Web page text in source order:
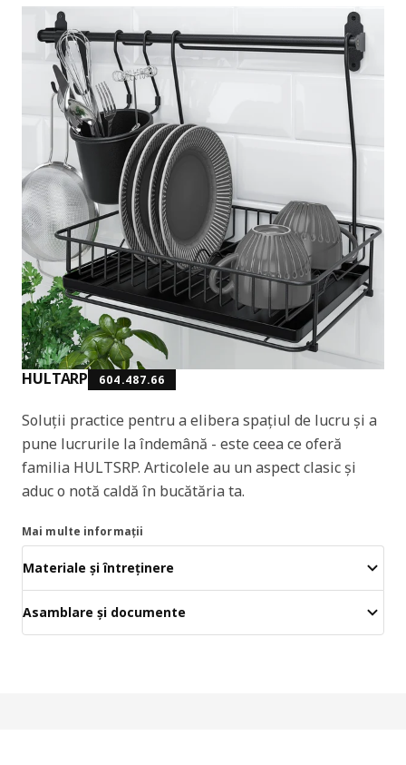
HULTARP 604.487.66
Soluții practice pentru a elibera spațiul de lucru și a
pune lucrurile la îndemână - este ceea ce oferă
familia HULTSRP. Articolele au un aspect clasic și
aduc o notă caldă în bucătăria ta.
Mai multe informații
Materiale și întreținere
Asamblare și documente